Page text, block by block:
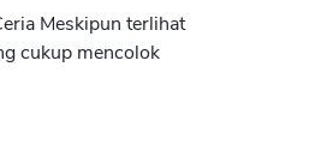
Meskipun terlihat
cukup mencolok